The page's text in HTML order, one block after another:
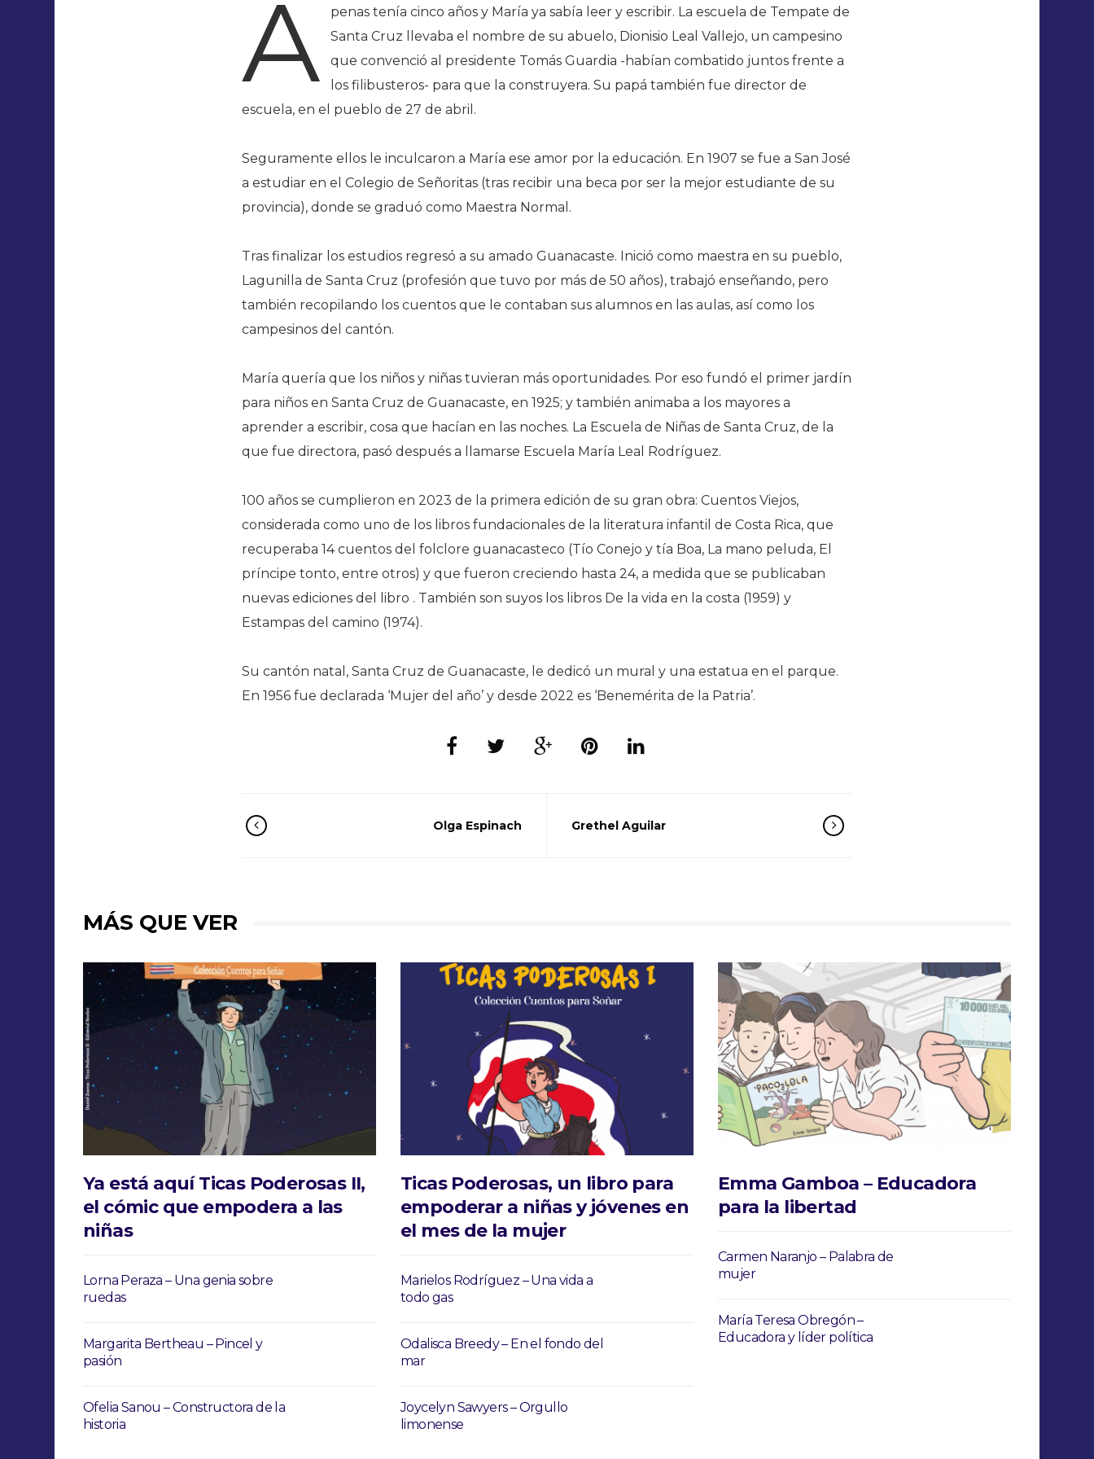
A
penas tenía cinco años y María ya sabía leer y escribir. La escuela de Tempate de
Santa Cruz llevaba el nombre de su abuelo, Dionisio Leal Vallejo, un campesino
que convenció al presidente Tomás Guardia -habían combatido juntos frente a
los filibusteros- para que la construyera. Su papá también fue director de
escuela, en el pueblo de 27 de abril.
Seguramente ellos le inculcaron a María ese amor por la educación. En 1907 se fue a San José
a estudiar en el Colegio de Señoritas (tras recibir una beca por ser la mejor estudiante de su
provincia), donde se graduó como Maestra Normal.
Tras finalizar los estudios regresó a su amado Guanacaste. Inició como maestra en su pueblo,
Lagunilla de Santa Cruz (profesión que tuvo por más de 50 años), trabajó enseñando, pero
también recopilando los cuentos que le contaban sus alumnos en las aulas, así como los
campesinos del cantón.
María quería que los niños y niñas tuvieran más oportunidades. Por eso fundó el primer jardín
para niños en Santa Cruz de Guanacaste, en 1925; y también animaba a los mayores a
aprender a escribir, cosa que hacían en las noches. La Escuela de Niñas de Santa Cruz, de la
que fue directora, pasó después a llamarse Escuela María Leal Rodríguez.
100 años se cumplieron en 2023 de la primera edición de su gran obra: Cuentos Viejos,
considerada como uno de los libros fundacionales de la literatura infantil de Costa Rica, que
recuperaba 14 cuentos del folclore guanacasteco (Tío Conejo y tía Boa, La mano peluda, El
príncipe tonto, entre otros) y que fueron creciendo hasta 24, a medida que se publicaban
nuevas ediciones del libro . También son suyos los libros De la vida en la costa (1959) y
Estampas del camino (1974).
Su cantón natal, Santa Cruz de Guanacaste, le dedicó un mural y una estatua en el parque.
En 1956 fue declarada ‘Mujer del año’ y desde 2022 es ‘Benemérita de la Patria’.
Olga Espinach Grethel Aguilar
MÁS QUE VER
Ya está aquí Ticas Poderosas II,
el cómic que empodera a las
niñas
Lorna Peraza – Una genia sobre
ruedas
Margarita Bertheau – Pincel y
pasión
Ofelia Sanou – Constructora de la
historia
Ticas Poderosas, un libro para
empoderar a niñas y jóvenes en
el mes de la mujer
Marielos Rodríguez – Una vida a
todo gas
Odalisca Breedy – En el fondo del
mar
Joycelyn Sawyers – Orgullo
limonense
Emma Gamboa – Educadora
para la libertad
Carmen Naranjo – Palabra de
mujer
María Teresa Obregón –
Educadora y líder política